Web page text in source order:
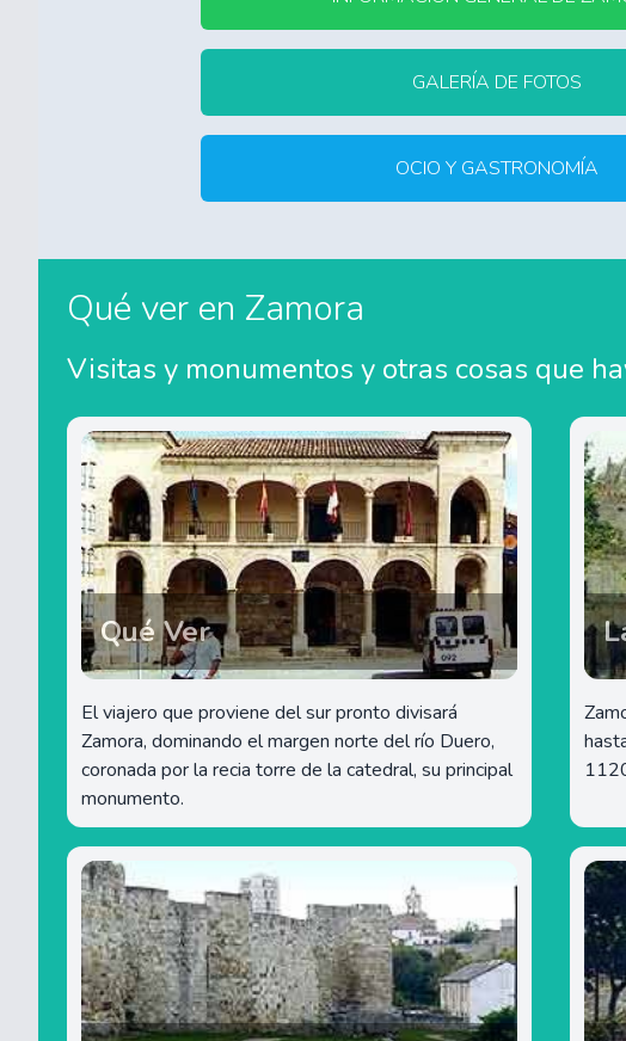
GALERÍA DE FOTOS
OCIO Y GASTRONOMÍA
Qué ver en Zamora
Visitas y monumentos y otras cosas que
Qué Ver
El viajero que proviene del sur pronto divisará
Zamora, dominando el margen norte del río Duero,
coronada por la recia torre de la catedral, su principal
monumento.